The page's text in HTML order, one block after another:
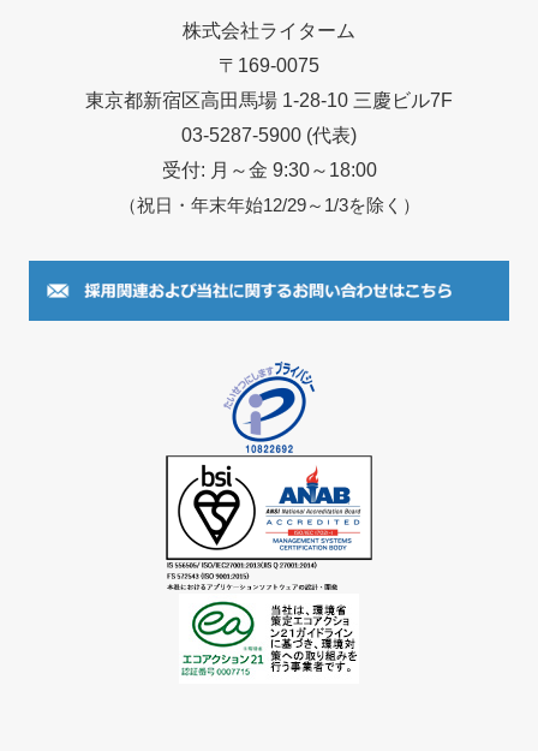
株式会社ライターム
〒169-0075
東京都新宿区高田馬場 1-28-10 三慶ビル7F
03-5287-5900 (代表)
受付: 月～金 9:30～18:00
（祝日・年末年始12/29～1/3を除く）